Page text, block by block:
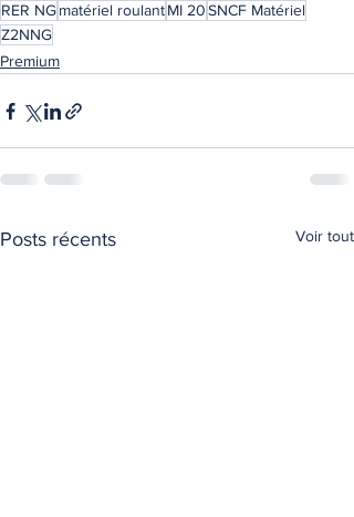
RER NGmatériel roulantMI 20SNCF Matériel
Z2NNG
Premium
Posts récents Voir tout